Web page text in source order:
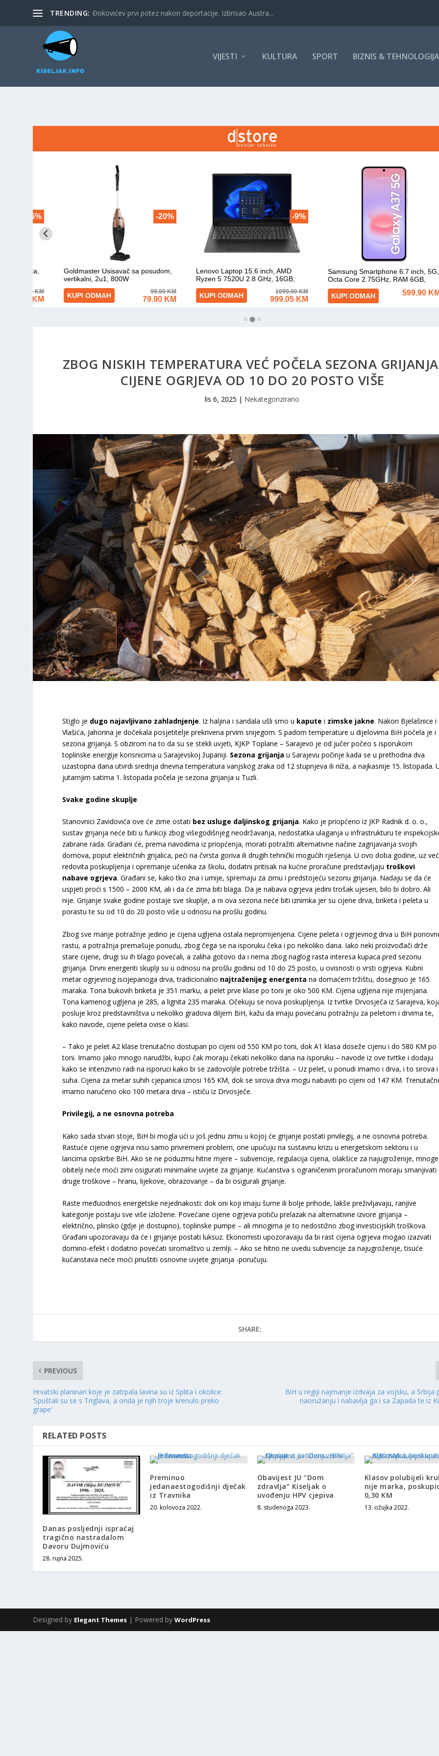
TRENDING: Đokovićev prvi potez nakon deportacije. Izbrisao Austra...
VIJESTI KULTURA SPORT BIZNIS & TEHNOLOGIJA
ZBOG NISKIH TEMPERATURA VEĆ POČELA SEZONA
CIJENE OGRJEVA OD 10 DO 20 POSTO VIŠE
lis 6, 2025 | Nekategorizirano
Stiglo je dugo najavljivano zahladnjenje. Iz haljina i sandala ušli smo u kaputei zimske jakne. Nakon Bjelašnice i
Vlašića, Jahorina je dočekala posjetitelje prekrivena prvim snijegom. S padom temperature u dijelovima BiH počela je i
sezona grijanja. S obzirom na to da su se stekli uvjeti, KJKP Toplane – Sarajevo je od jučer počeo s isporukom
toplinske energije korisnicima u Sarajevskoj županiji. Sezona grijanja u Sarajevu počinje kada se u prethodna dva
uzastopna dana utvrdi srednja dnevna temperatura vanjskog zraka od 12 stupnjeva ili niža, a najkasnije 15. listopada.
jutarnjim satima 1. listopada počela je sezona grijanja u Tuzli.
Svake godine skuplje
Stanovnici Zavidovića ove će zime ostati bez usluge daljinskog grijanja. Kako je priopćeno iz JKP Radnik d. o. o.,
sustav grijanja neće biti u funkciji zbog višegodišnjeg neodržavanja, nedostatka ulaganja u infrastrukturu te
zabrane rada. Građani će, prema navodima iz priopćenja, morati potražiti alternativne načine zagrijavanja svojih
domova, poput električnih grijalica, peći na čvrsta goriva ili drugih tehnički mogućih rješenja. U ovo doba godine, uz već
redovita poskupljenja i opremanje učenika za školu, dodatni pritisak na kućne proračune predstavljaju troškovi
nabave ogrjeva. Građani se, kako tko zna i umije, spremaju za zimu i predstojeću sezonu grijanja. Nadaju se da će
uspjeti proći s 1500 – 2000 KM, ali i da će zima biti blaga. Da je nabava ogrjeva jedini trošak ujesen, bilo bi dobro. Ali
nije. Grijanje svake godine postaje sve skuplje, a ni ova sezona neće biti iznimka jer su cijene drva, briketa i peleta u
porastu te su od 10 do 20 posto više u odnosu na prošlu godinu.
Zbog sve manje potražnje jedino je cijena ugljena ostala nepromijenjena. Cijene peleta i ogrjevnog drva u BiH
rastu, a potražnja premašuje ponudu, zbog čega se na isporuku čeka i po nekoliko dana. Iako neki proizvođači drže
stare cijene, drugi su ih blago povećali, a zaliha gotovo da i nema zbog naglog rasta interesa kupaca pred sezonu
grijanja. Drvni energenti skuplji su u odnosu na prošlu godinu od 10 do 25 posto, u ovisnosti o vrsti ogrjeva. Kubni
metar ogrjevnog iscijepanoga drva, tradicionalno najtraženijeg energentana domaćem tržištu, dosegnuo je 165
maraka. Tona bukovih briketa je 351 marku, a pelet prve klase po toni je oko 500 KM. Cijena ugljena nije mijenjana.
Tona kamenog ugljena je 285, a lignita 235 maraka. Očekuju se nova poskupljenja. Iz tvrtke Drvosječa iz Sarajeva,
posluje kroz predstavništva u nekoliko gradova diljem BiH, kažu da imaju povećanu potražnju za peletom i drvima te,
kako navode, cijene peleta ovise o klasi.
– Tako je pelet A2 klase trenutačno dostupan po cijeni od 550 KM po toni, dok A1 klasa doseže cijenu i do 580 KM po
toni. Imamo jako mnogo narudžbi, kupci čak moraju čekati nekoliko dana na isporuku – navode iz ove tvrtke i dodaju
kako se intenzivno radi na isporuci kako bi se zadovoljile potrebe tržišta. – Uz pelet, u ponudi imamo i drva, i to sirova i
suha. Cijena za metar suhih cjepanica iznosi 165 KM, dok se sirova drva mogu nabaviti po cijeni od 147 KM.
imamo naručeno oko 100 metara drva – ističu iz Drvosječe.
Privilegij, a ne osnovna potreba
Kako sada stvari stoje, BiH bi mogla ući u još jednu zimu u kojoj će grijanje postati privilegij, a ne osnovna potreba.
Rastuće cijene ogrjeva nisu samo privremeni problem, one upućuju na sustavnu krizu u energetskom sektoru i u
lancima opskrbe BiH. Ako se ne poduzmu hitne mjere – subvencije, regulacija cijena, olakšice za najugroženije, mnoge
obitelji neće moći zimi osigurati minimalne uvjete za grijanje. Kućanstva s ograničenim proračunom moraju smanjivati
druge troškove – hranu, lijekove, obrazovanje – da bi osigurali grijanje.
Raste međuodnos energetske nejednakosti: dok oni koji imaju šume ili bolje prihode, lakše preživljavaju, ranjive
kategorije postaju sve više izložene. Povećane cijene ogrjeva potiču prelazak na alternativne izvore grijanja –
električno, plinsko (gdje je dostupno), toplinske pumpe – ali mnogima je to nedostižno zbog investicijskih troškova.
Građani upozoravaju da će i grijanje postati luksuz. Ekonomisti upozoravaju da bi rast cijena ogrjeva mogao izazvati
domino-efekt i dodatno povećati siromaštvo u zemlji. – Ako se hitno ne uvedu subvencije za najugroženije, tisuće
kućanstava neće moći priuštiti osnovne uvjete grijanja -poručuju.
SHARE:
PREVIOUS
Hrvatski planinari koje je zatrpala lavina su iz Splita i okolice:
‘Spuštali su se s Triglava, a onda je njih troje krenulo preko
grape‘
BiH u regiji najmanje izdvaja za vojsku, a Srbija
naoružanju i nabavlja ga i sa Zapada te iz
RELATED POSTS
Danas posljednji ispraćaj
tragično nastradalom
Davoru Dujmoviću
28. rujna 2025.
Preminuo
jedanaestogodišnji dječak
iz Travnika
20. kolovoza 2022.
Obavijest JU “Dom
zdravlja” Kiseljak o
uvođenju HPV cjepiva
8. studenoga 2023.
Klasov polubijeli
nije marka,
0,30 KM
13. ožujka 2022.
Designed by Elegant Themes | Powered byWordPress